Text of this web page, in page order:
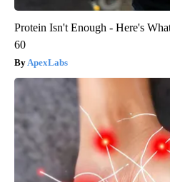
Protein Isn't Enough - Here's
60
ApexLabs